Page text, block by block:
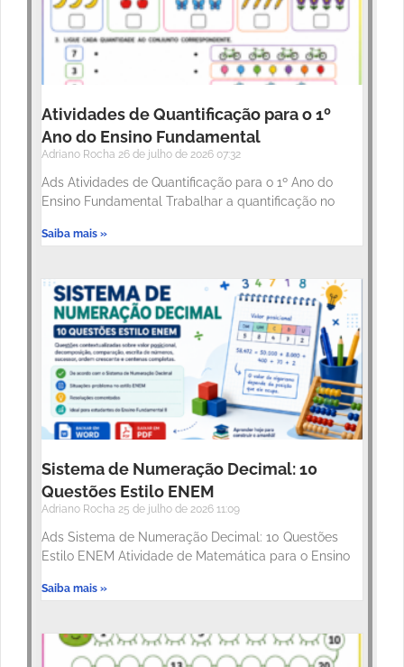
Atividades de Quantificação para o 1º
Ano do Ensino Fundamental
Adriano Rocha 26 de julho de 2026 07:32
Ads Atividades de Quantificação para o 1º Ano do
Ensino Fundamental Trabalhar a quantificação no
Saiba mais »
Sistema de Numeração Decimal: 10
Questões Estilo ENEM
Adriano Rocha 25 de julho de 2026 11:09
Ads Sistema de Numeração Decimal: 10 Questões
Estilo ENEM Atividade de Matemática para o Ensino
Saiba mais »